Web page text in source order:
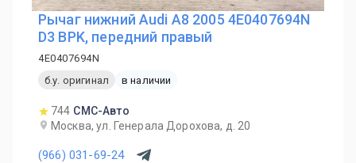
Рычаг нижний Audi A8 2005 4E0407694N
D3 BPK, передний правый
4E0407694N
б.у. оригинал
в наличии
744 СМС-Авто
Москва, ул. Генерала Дорохова, д. 20
(966) 031-69-24